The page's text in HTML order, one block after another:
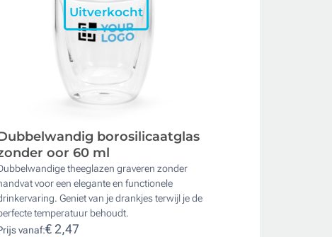
Uitverkocht
borosilicaatglas
oor 60 ml
theeglazen graveren zonder
voor een elegante en functionele
Geniet van je drankjes terwijl je de
temperatuur behoudt.
vanaf:€ 2,47